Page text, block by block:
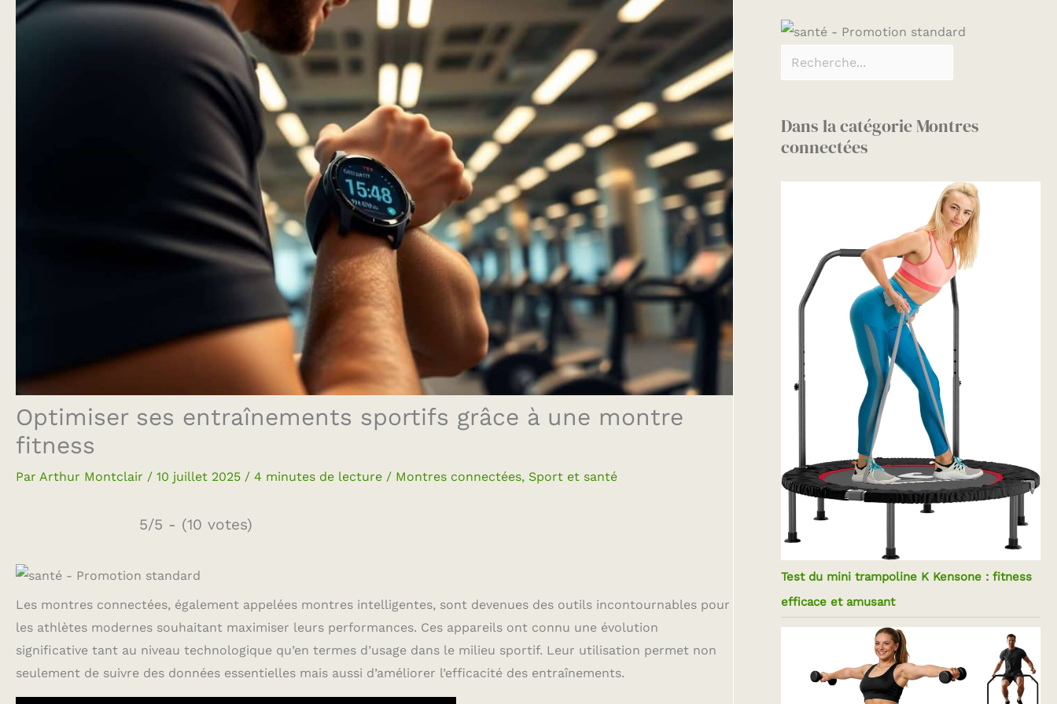
Optimiser ses entraînements sportifs grâce à une montre
fitness
Par Arthur Montclair / 10 juillet 2025 / 4 minutes de lecture / Montres connectées, Sport et santé
5/5 - (10 votes)
Les montres connectées, également appelées montres intelligentes, sont devenues des outils incontournables pour
les athlètes modernes souhaitant maximiser leurs performances. Ces appareils ont connu une évolution
significative tant au niveau technologique qu’en termes d’usage dans le milieu sportif. Leur utilisation permet non
seulement de suivre des données essentielles mais aussi d’améliorer l’efficacité des entraînements.
Dans la catégorie Montres
connectées
Test du mini trampoline K Kensone : fitness
efficace et amusant